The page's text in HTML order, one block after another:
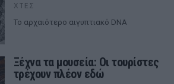
ΧΤΕΣ
Το αρχαιότερο αιγυπτιακό DNA
Ξέχνα τα μουσεία: Οι τουρίστες
τρέχουν πλέον εδώ